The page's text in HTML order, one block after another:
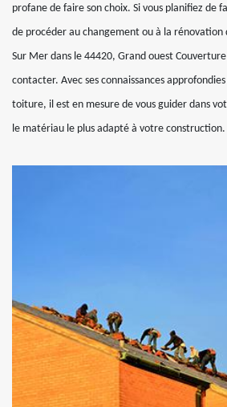
profane de faire son choix. Si vous planifiez de
de procéder au changement ou à la
Sur Mer dans le 44420, Grand ouest
contacter. Avec ses connaissances
toiture, il est en mesure de vous guider dans
le matériau le plus adapté à votre construction.